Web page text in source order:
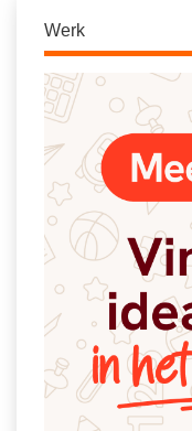
Werk